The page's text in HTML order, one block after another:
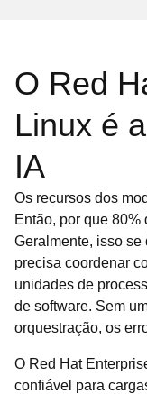
O Red
Linux é
IA
Os recursos dos
Então, por que 80%
Geralmente, isso se
precisa coordenar
unidades de
de software. Sem
orquestração, os
O Red Hat
confiável para